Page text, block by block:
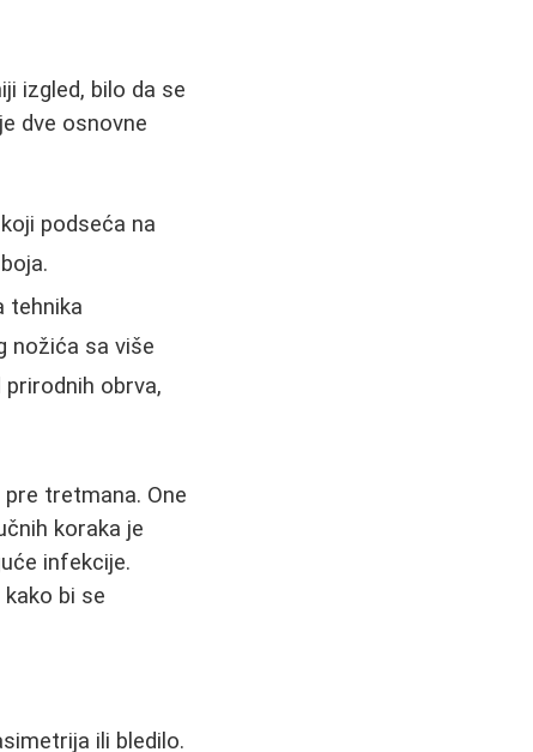
izgled, bilo da se
dve osnovne
podseća na
tehnika
nožića sa više
obrva,
tretmana. One
koraka je
infekcije.
bi se
ili bledilo.